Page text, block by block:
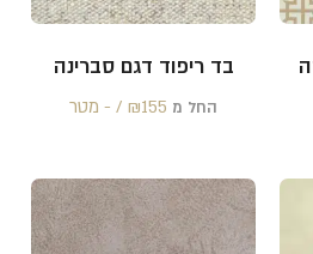
בד ריפוד דגם סברינה
החל מ ₪155 /‏‏‎ ‎- מטר